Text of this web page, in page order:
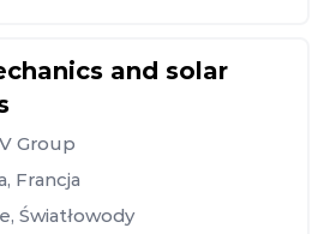
and solar
Group
, Francja
, Światłowody